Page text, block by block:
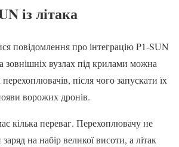
із літака
повідомлення про інтеграцію P1-SUN
зовнішніх вузлах під крилами можна
після чого запускати їх
ворожих дронів.
кілька переваг. Перехоплювачу не
на набір великої висоти, а літак